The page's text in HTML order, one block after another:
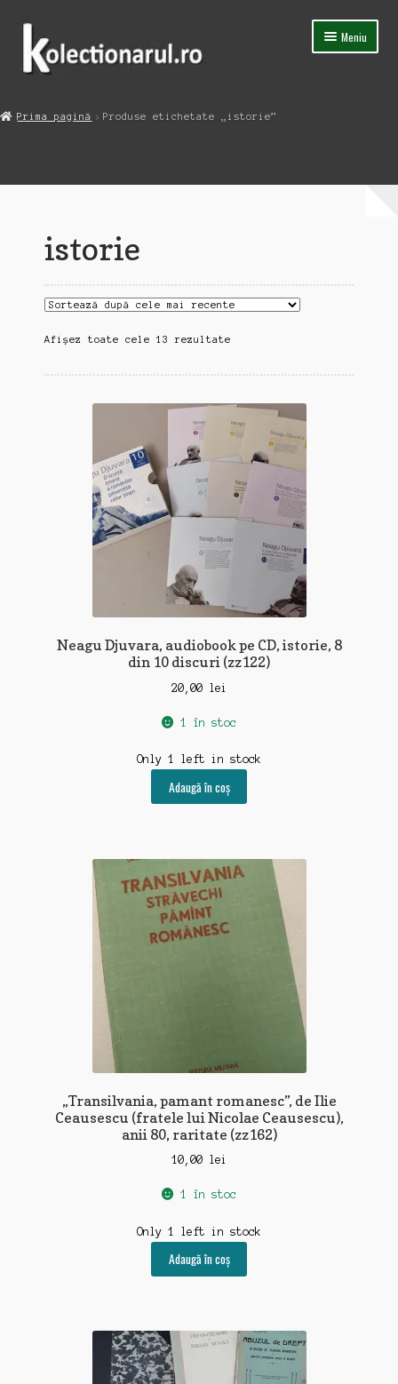
Sari
navigare
Sari
conținut
Meniu
Contact
Prima pagină Produse etichetate „istorie”
istorie
Afișez toate cele 13 rezultateSortat
cele
recente
Neagu Djuvara, audiobook pe CD, istorie, 8
din 10 discuri (zz122)
20,00 lei
1 în stoc
Only 1 left in stock
Adaugă în coș
„Transilvania, pamant romanesc”, de Ilie
Ceausescu (fratele lui Nicolae Ceausescu),
anii 80, raritate (zz162)
10,00 lei
1 în stoc
Only 1 left in stock
Adaugă în coș